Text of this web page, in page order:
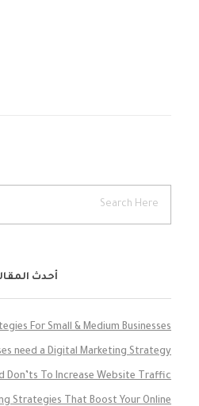
أحدث
For Small & Medium Businesses
need a Digital Marketing Strategy
Don’ts To Increase Website Traffic
Strategies That Boost Your Online